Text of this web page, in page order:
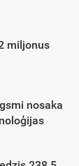
miljonus
nosaka